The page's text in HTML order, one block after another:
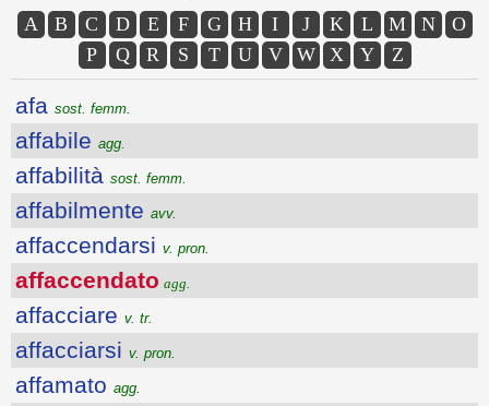
A B C D E F G H I J K L M N
O
P
Q R S T U V W X Y Z
afa sost. femm.
affabile agg.
affabilità sost. femm.
affabilmente avv.
affaccendarsi v. pron.
affaccendato agg.
affacciare v. tr.
affacciarsi v. pron.
affamato agg.